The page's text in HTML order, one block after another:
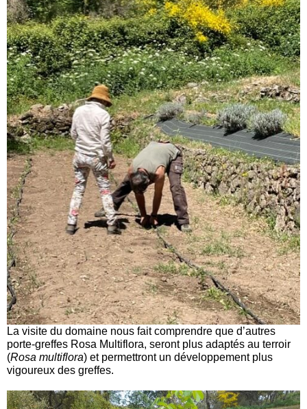
La visite du domaine nous fait comprendre que d’autres
porte-greffes Rosa Multiflora, seront plus adaptés au terroir
(Rosa multiflora) et permettront un développement plus
vigoureux des greffes.